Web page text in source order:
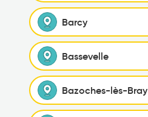
Barcy
Bassevelle
Bazoches-lès-Bray